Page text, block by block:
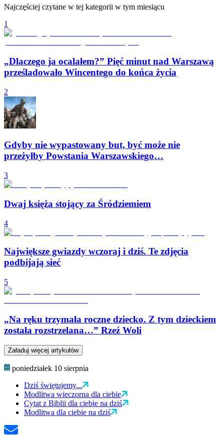
Najczęściej czytane w tej kategorii w tym miesiącu
1
„Dlaczego ja ocalałem?” Pięć minut nad Warszawą
prześladowało Wincentego do końca życia
2
Gdyby nie wypastowany but, być może nie
przeżyłby Powstania Warszawskiego…
3
Dwaj księża stojący za Śródziemiem
4
Największe gwiazdy wczoraj i dziś. Te zdjęcia
podbijają sieć
5
„Na ręku trzymała roczne dziecko. Z tym dzieckiem
została rozstrzelana…” Rzeź Woli
Załaduj więcej artykułów
poniedziałek 10 sierpnia
Dziś świętujemy...
Modlitwa wieczorna dla ciebie
Cytat z Biblii dla ciebie na dziś
Modlitwa dla ciebie na dziś